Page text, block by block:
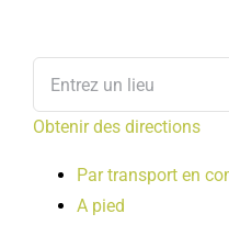
Obtenir des directions
Par transport en
A pied